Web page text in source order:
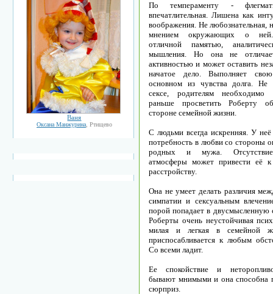
Ваня
Оксана Манжурина, Ртищево
По темпераменту -
впечатлительная. Лишена как
воображения. Не любознательная,
мнением окружающих о ней.
отличной памятью,
мышления. Но она не
активностью и может оставить
начатое дело. Выполняет
основном из чувства долга. Не
сексе, родителям
раньше просветить Роберту
стороне семейной жизни.
С людьми всегда искренняя. У
потребность в любви со стороны
родных и мужа.
атмосферы может привести её
расстройству.
Она не умеет делать различия
симпатии и сексуальным
порой попадает в
Роберты очень неустойчивая
милая и легкая в семейной
приспосабливается к любым
Со всеми ладит.
Ее спокойствие и
бывают мнимыми и она способна
сюрприз.